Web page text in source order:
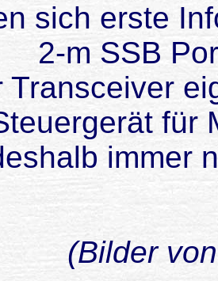
sich erste
2-m SSB
Transceiver
für
immer
(Bilder